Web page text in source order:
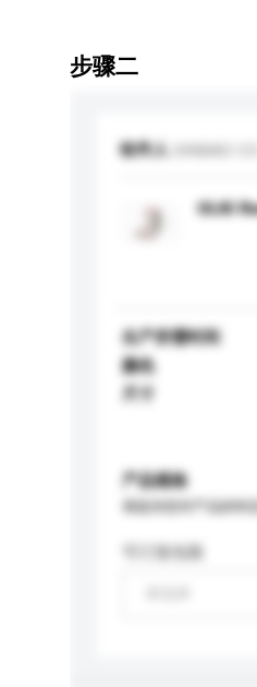
步骤二
收件人
OLKI
生产所需时间
颜色
产品规格